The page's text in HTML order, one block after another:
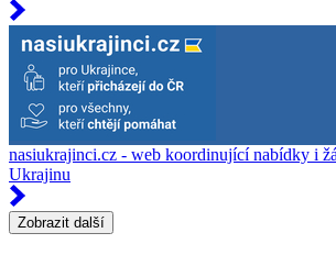
nasiukrajinci.cz - web koordinující nabídky i
Ukrajinu
Zobrazit další